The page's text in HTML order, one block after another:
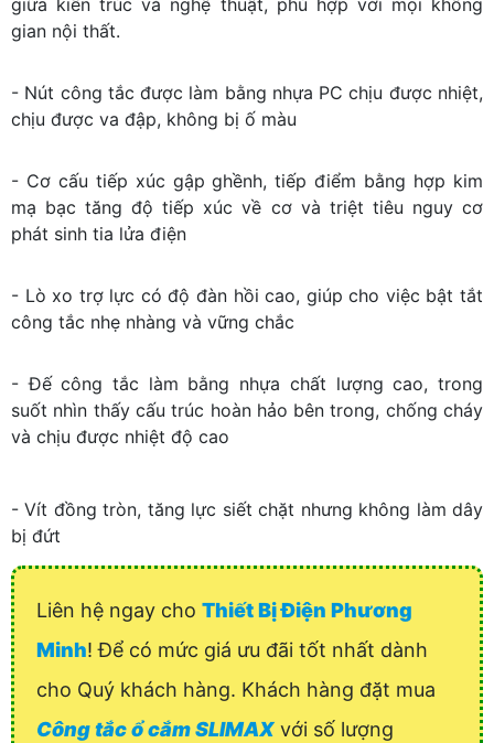
giữa kiến trúc và nghệ thuật, phù hợp với mọi không
gian nội thất.
- Nút công tắc được làm bằng nhựa PC chịu được nhiệt,
chịu được va đập, không bị ố màu
- Cơ cấu tiếp xúc gập ghềnh, tiếp điểm bằng hợp kim
mạ bạc tăng độ tiếp xúc về cơ và triệt tiêu nguy cơ
phát sinh tia lửa điện
- Lò xo trợ lực có độ đàn hồi cao, giúp cho việc bật tắt
công tắc nhẹ nhàng và vững chắc
- Đế công tắc làm bằng nhựa chất lượng cao, trong
suốt nhìn thấy cấu trúc hoàn hảo bên trong, chống cháy
và chịu được nhiệt độ cao
- Vít đồng tròn, tăng lực siết chặt nhưng không làm dây
bị đứt
Liên hệ ngay cho Thiết Bị Điện Phương
Minh! Để có mức giá ưu đãi tốt nhất dành
cho Quý khách hàng. Khách hàng đặt mua
Công tắc ổ cắm SLIMAX với số lượng